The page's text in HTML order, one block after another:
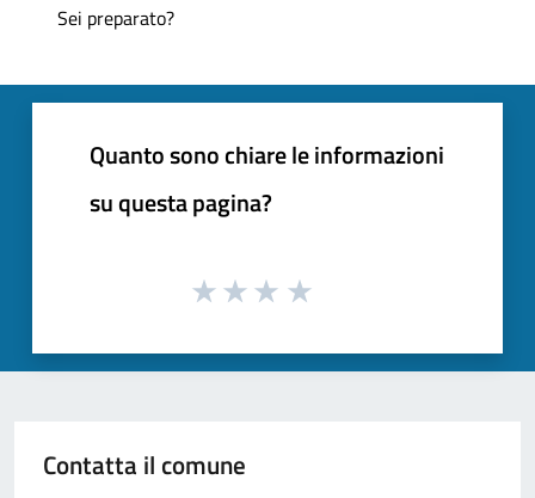
Sei preparato?
Quanto sono chiare le informazioni
su questa pagina?
Contatta il comune